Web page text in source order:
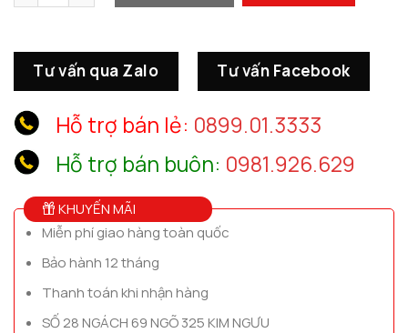
Tư vấn qua Zalo Tư vấn Facebook
Hỗ trợ bán lẻ: 0899.01.3333
Hỗ trợ bán buôn: 0981.926.629
KHUYẾN MÃI
Miễn phí giao hàng toàn quốc
Bảo hành 12 tháng
Thanh toán khi nhận hàng
SỐ 28 NGÁCH 69 NGÕ 325 KIM NGƯU